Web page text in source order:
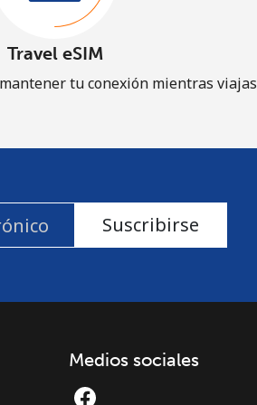
Travel eSIM
tu conexión mientras viajas
Suscribirse
Medios sociales